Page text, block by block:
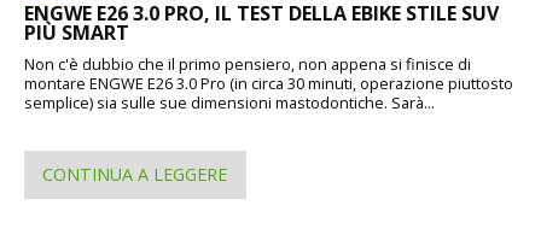
ENGWE E26 3.0 PRO, IL TEST DELLA EBIKE STILE SUV
PIÙ SMART
Non c'è dubbio che il primo pensiero, non appena si finisce di
montare ENGWE E26 3.0 Pro (in circa 30 minuti, operazione piuttosto
semplice) sia sulle sue dimensioni mastodontiche. Sarà...
CONTINUA A LEGGERE